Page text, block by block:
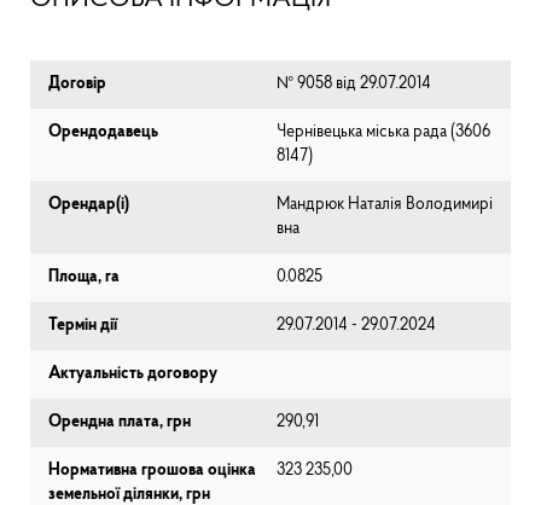
Договір № 9058 від 29.07.2014
Орендодавець
Чернівецька міська рада (⁨3606
8147⁩)
Орендар(і)
Мандрюк Наталія Володимирі
вна
Площа, га 0.0825
Термін дії 29.07.2014 - 29.07.2024
Актуальність договору
Орендна плата, грн 290,91
Нормативна грошова оцінка
земельної ділянки, грн
323 235,00